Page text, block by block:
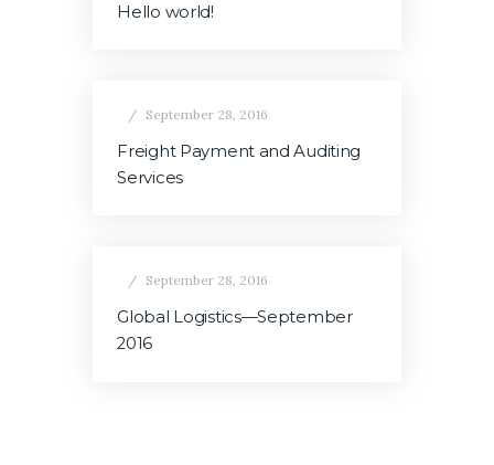
Hello world!
September 28, 2016
Freight Payment and Auditing
Services
September 28, 2016
Global Logistics—September
2016